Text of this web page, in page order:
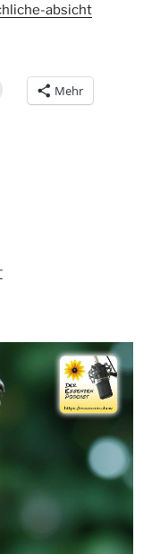
absicht
Mehr